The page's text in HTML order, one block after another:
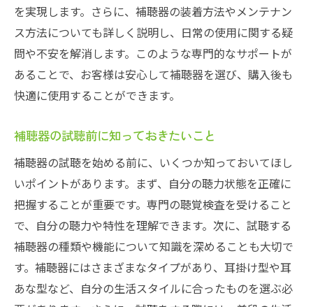
一宮市補聴器試聴貸出サービス購入前に安心し
て選べる理由
補聴器試聴貸出サービスの安心ポイント
一宮市での試聴貸出の手順
補聴器試聴貸出で得られる安心感
試聴貸出サービスを利用する際の注意事項
補聴器選びに試聴貸出が役立つ理由
愛知県一宮市補聴器を購入前に試聴貸出で納得
できる選び方
補聴器試聴貸出で納得できる選び方
一宮市での補聴器試聴貸出のメリット
納得できる補聴器選びのためのポイント
を実現します。さらに、補聴器の装着方法やメンテナン
ス方法についても詳しく説明し、日常の使用に関する疑
問や不安を解消します。このような専門的なサポートが
あることで、お客様は安心して補聴器を選び、購入後も
快適に使用することができます。
補聴器の試聴前に知っておきたいこと
補聴器の試聴を始める前に、いくつか知っておいてほし
いポイントがあります。まず、自分の聴力状態を正確に
把握することが重要です。専門の聴覚検査を受けること
で、自分の聴力や特性を理解できます。次に、試聴する
補聴器の種類や機能について知識を深めることも大切で
す。補聴器にはさまざまなタイプがあり、耳掛け型や耳
あな型など、自分の生活スタイルに合ったものを選ぶ必